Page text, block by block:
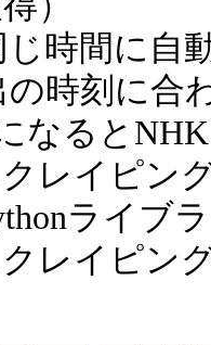
時間に自
時刻に合
なると
レイピン
ライブ
レイピン